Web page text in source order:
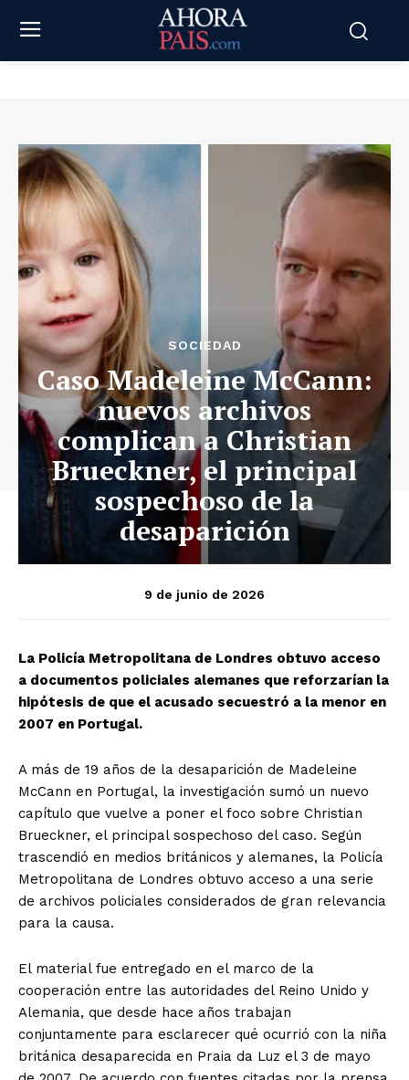
SOCIEDAD
Caso Madeleine McCann:
nuevos archivos
complican a Christian
Brueckner, el principal
sospechoso de la
desaparición
9 de junio de 2026
La Policía Metropolitana de Londres obtuvo acceso
a documentos policiales alemanes que reforzarían la
hipótesis de que el acusado secuestró a la menor en
2007 en Portugal.
A más de 19 años de la desaparición de Madeleine
McCann en Portugal, la investigación sumó un nuevo
capítulo que vuelve a poner el foco sobre Christian
Brueckner, el principal sospechoso del caso. Según
trascendió en medios británicos y alemanes, la Policía
Metropolitana de Londres obtuvo acceso a una serie
de archivos policiales considerados de gran relevancia
para la causa.
El material fue entregado en el marco de la
cooperación entre las autoridades del Reino Unido y
Alemania, que desde hace años trabajan
conjuntamente para esclarecer qué ocurrió con la niña
británica desaparecida en Praia da Luz el 3 de mayo